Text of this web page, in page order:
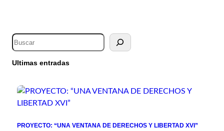
Ultimas entradas
PROYECTO: “UNA VENTANA DE DERECHOS Y LIBERTAD XVI”